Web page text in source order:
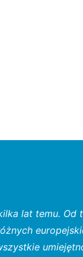
lat temu. Od